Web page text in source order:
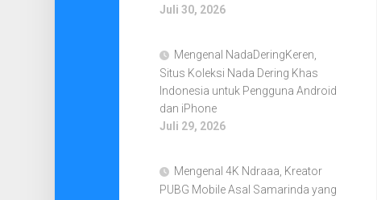
Juli 30, 2026
Mengenal NadaDeringKeren,
Situs Koleksi Nada Dering Khas
Indonesia untuk Pengguna Android
dan iPhone
Juli 29, 2026
Mengenal 4K Ndraaa, Kreator
PUBG Mobile Asal Samarinda yang